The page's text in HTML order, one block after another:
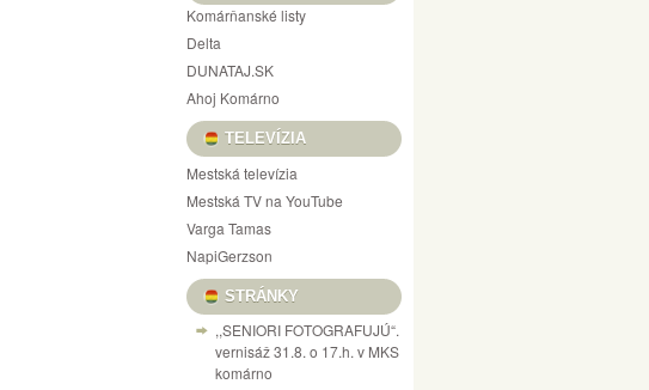
Komárňanské listy
Delta
DUNATAJ.SK
Ahoj Komárno
TELEVÍZIA
Mestská televízia
Mestská TV na YouTube
Varga Tamas
NapiGerzson
STRÁNKY
,,SENIORI FOTOGRAFUJÚ“.
vernisáž 31.8. o 17.h. v MKS
komárno